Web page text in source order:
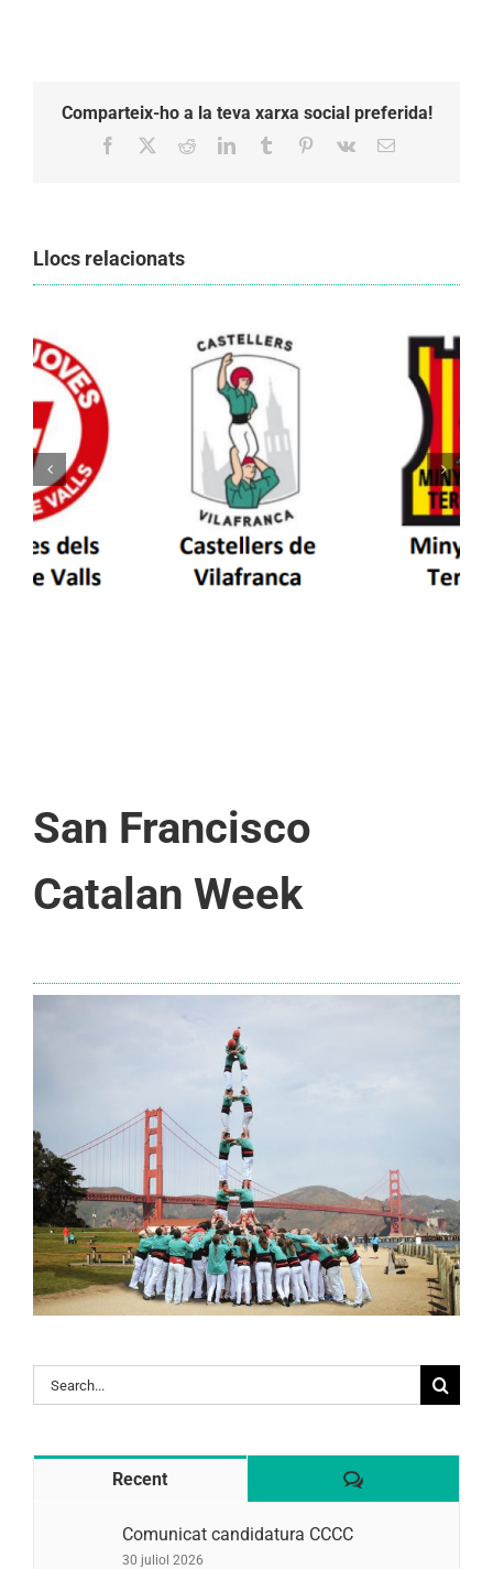
Comparteix-ho a la teva xarxa social preferida!
Facebook RedditLinkedInTumblr Pinterest
Vk Email:
Llocs relacionats
Els Castellers de Vilafranca unieixen tradició i
patrimoni en un viatge de colla a la Vall
d’Aran i a la Vall de Boí
San Francisco
Catalan Week
Search
for:
Recent Comentaris
Comunicat candidatura CCCC
30 juliol 2026